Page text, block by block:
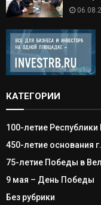
КАТЕГОРИИ
100-летие
450-летие основания
75-летие Победы в
9 мая – День Победы
Без рубрики